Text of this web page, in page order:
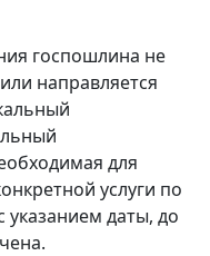
госпошлина не
направляется
для
услуги по
даты, до